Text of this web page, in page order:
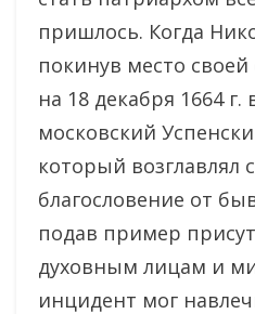
пришлось. Когда
покинув место
на 18 декабря 1664
московский
который возглавлял
благословение от
подав пример
духовным лицам и
инцидент мог